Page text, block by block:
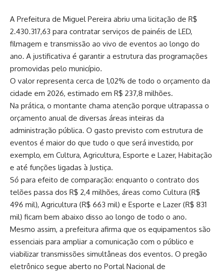
A Prefeitura de Miguel Pereira abriu uma licitação de R$
2.430.317,63 para contratar serviços de painéis de LED,
filmagem e transmissão ao vivo de eventos ao longo do
ano. A justificativa é garantir a estrutura das programações
promovidas pelo município.
O valor representa cerca de 1,02% de todo o orçamento da
cidade em 2026, estimado em R$ 237,8 milhões.
Na prática, o montante chama atenção porque ultrapassa o
orçamento anual de diversas áreas inteiras da
administração pública. O gasto previsto com estrutura de
eventos é maior do que tudo o que será investido, por
exemplo, em Cultura, Agricultura, Esporte e Lazer, Habitação
e até funções ligadas à Justiça.
Só para efeito de comparação: enquanto o contrato dos
telões passa dos R$ 2,4 milhões, áreas como Cultura (R$
496 mil), Agricultura (R$ 663 mil) e Esporte e Lazer (R$ 831
mil) ficam bem abaixo disso ao longo de todo o ano.
Mesmo assim, a prefeitura afirma que os equipamentos são
essenciais para ampliar a comunicação com o público e
viabilizar transmissões simultâneas dos eventos. O pregão
eletrônico segue aberto no Portal Nacional de